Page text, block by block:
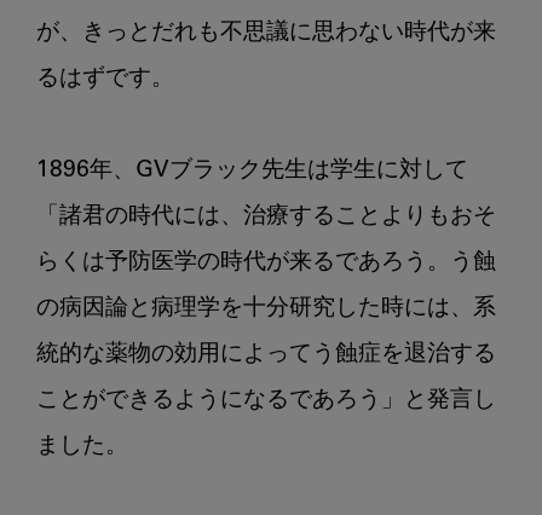
が、きっとだれも不思議に思わない時代が来
るはずです。
1896年、GVブラック先生は学生に対して
「諸君の時代には、治療することよりもおそ
らくは予防医学の時代が来るであろう。う蝕
の病因論と病理学を十分研究した時には、系
統的な薬物の効用によってう蝕症を退治する
ことができるようになるであろう」と発言し
ました。